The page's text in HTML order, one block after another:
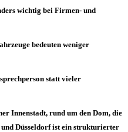
wichtig bei Firmen- und
bedeuten weniger
statt vieler
Innenstadt, rund um den Dom, die
Düsseldorf ist ein strukturierter